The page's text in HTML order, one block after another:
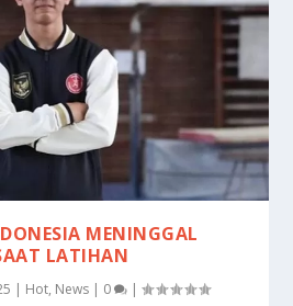
MENINGGAL
LATIHAN
| Hot, News | 0 |